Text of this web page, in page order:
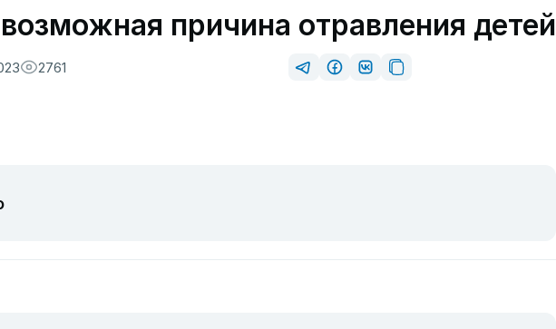
причина отравления детей
2761